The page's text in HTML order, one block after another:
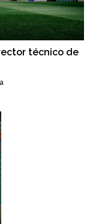
técnico de